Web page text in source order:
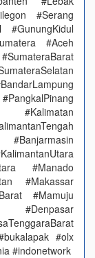
#Serang
#GunungKidul
#Aceh
#Kalimatan
#Manado
#Makassar
#Mamuju
#olx
#indonetwork